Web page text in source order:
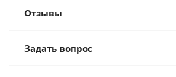
Отзывы
Задать вопрос